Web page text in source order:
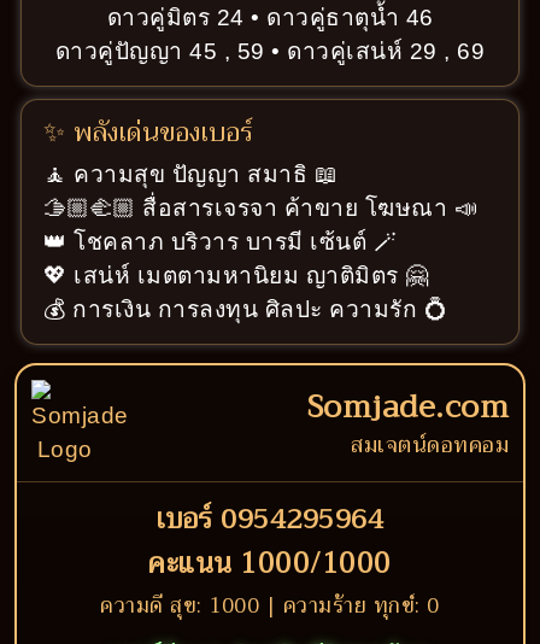
ดาวคู่มิตร 24 • ดาวคู่ธาตุน้ำ 46
ดาวคู่ปัญญา 45 , 59 • ดาวคู่เสน่ห์ 29 , 69
✨ พลังเด่นของเบอร์
🧘 ความสุข ปัญญา สมาธิ 📖
🫱🏼‍🫲🏼 สื่อสารเจรจา ค้าขาย โฆษณา 📣
👑 โชคลาภ บริวาร บารมี เซ้นต์ 🪄
💖 เสน่ห์ เมตตามหานิยม ญาติมิตร 🤗
💰 การเงิน การลงทุน ศิลปะ ความรัก 💍
Somjade.com
สมเจตน์ดอทคอม
เบอร์ 0954295964
คะแนน 1000/1000
ความดี สุข: 1000 | ความร้าย ทุกข์: 0